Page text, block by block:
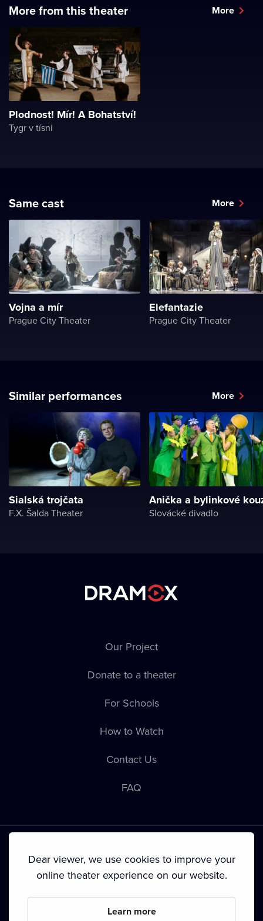
More from this theater More
Plodnost! Mír! A Bohatství!
Tygr v tísni
Same cast More
Vojna a mír
Prague City Theater
Elefantazie
Prague City Theater
Similar performances More
Sialská trojčata
F.X. Šalda Theater
Anička a bylinkové
Slovácké divadlo
Our Project
Donate to a theater
For Schools
How to Watch
Contact Us
FAQ
•Broadcasting
Dear viewer, we use cookies to improve your
online theater experience on our website.
Learn more